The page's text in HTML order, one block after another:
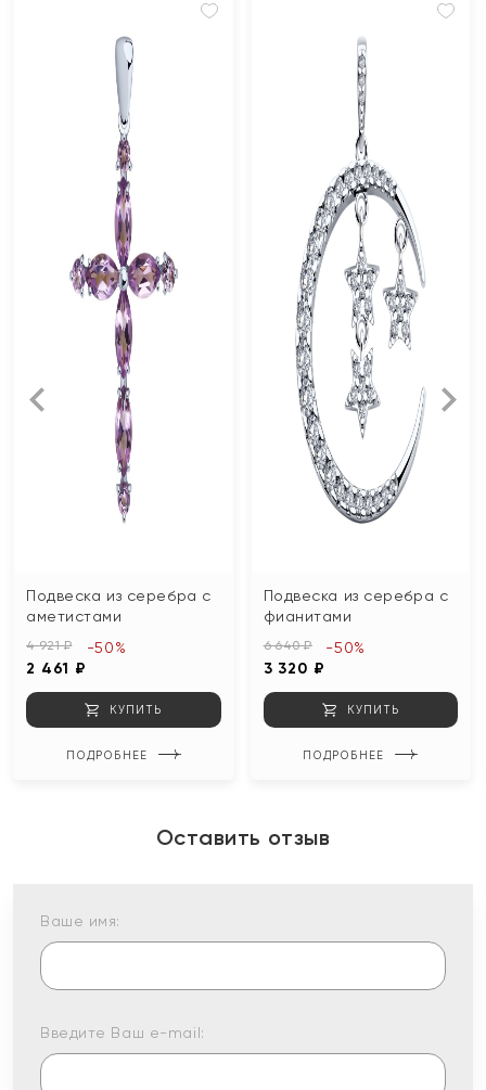
Подвеска из серебра с
аметистами
4 921 ₽
2 461 ₽
-50%
КУПИТЬ
ПОДРОБНЕЕ
Подвеска из серебра с
фианитами
6 640 ₽
3 320 ₽
-50%
КУПИТЬ
ПОДРОБНЕЕ
Оставить отзыв
Ваше имя:
Введите Ваш e-mail: